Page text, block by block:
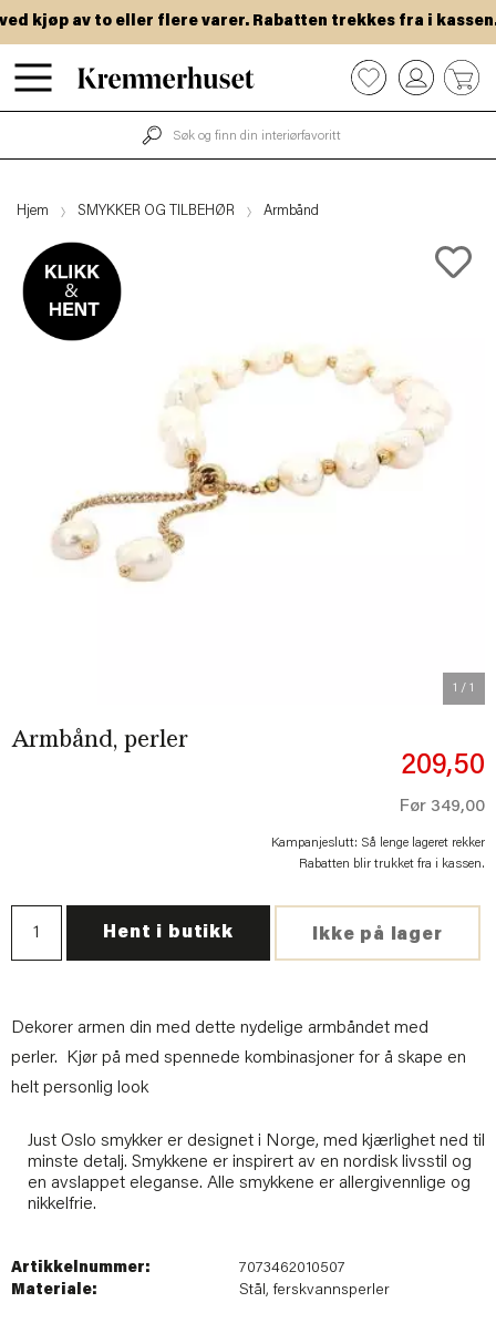
Hopp
til
kjøp av to eller flere varer. Rabatten trekkes fra i kassen.
0
Hjem SMYKKER OG TILBEHØR Armbånd
1 / 1
Armbånd, perler
209,50
Før 349,00
Kampanjeslutt: Så lenge lageret rekker
Rabatten blir trukket fra i kassen.
Ikke på lager
Hent i butikk
Dekorer armen din med dette nydelige armbåndet med
perler. Kjør på med spennede kombinasjoner for å skape en
helt personlig look
Just Oslo smykker er designet i Norge, med kjærlighet ned til
minste detalj. Smykkene er inspirert av en nordisk livsstil og
en avslappet eleganse. Alle smykkene er allergivennlige og
nikkelfrie.
Artikkelnummer:
7073462010507
Materiale:
Stål, ferskvannsperler